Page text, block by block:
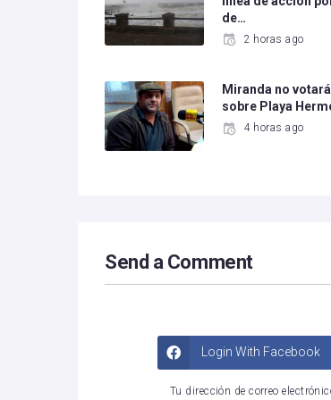
de…
2 horas ago
Miranda no
sobre Playa
4 horas ago
Send a Comment
Login With Facebook
Tu dirección de correo